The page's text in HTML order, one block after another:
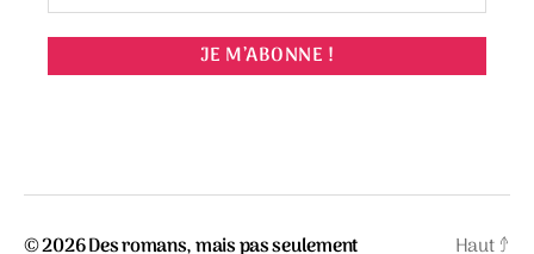
© 2026Des romans, mais pas seulement Haut↑